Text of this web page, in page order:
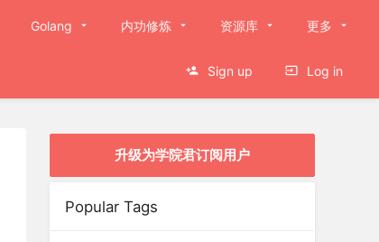
Golang 内功修炼 资源库 更多
Sign up Log in
升级为学院君订阅用户
Popular Tags